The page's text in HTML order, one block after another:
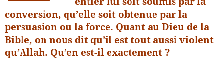
conversion, qu’elle soit obtenue par la
persuasion ou la force. Quant au Dieu de la
Bible, on nous dit qu’il est tout aussi violent
qu’Allah. Qu’en est-il exactement ?